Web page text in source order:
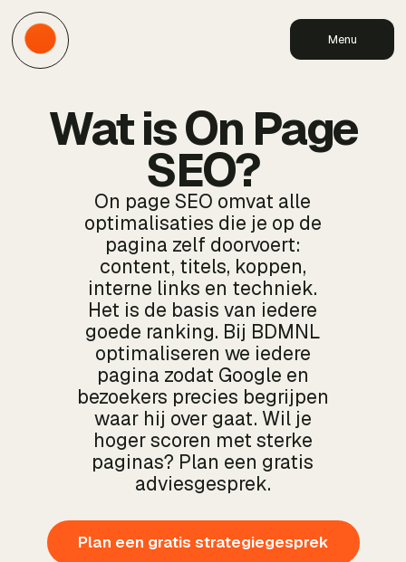
Menu
Wat is On Page
SEO?
On page SEO omvat alle
optimalisaties die je op de
pagina zelf doorvoert:
content, titels, koppen,
interne links en techniek.
Het is de basis van iedere
goede ranking. Bij BDMNL
optimaliseren we iedere
pagina zodat Google en
bezoekers precies begrijpen
waar hij over gaat. Wil je
hoger scoren met sterke
paginas? Plan een gratis
adviesgesprek.
Plan een gratis strategiegesprek